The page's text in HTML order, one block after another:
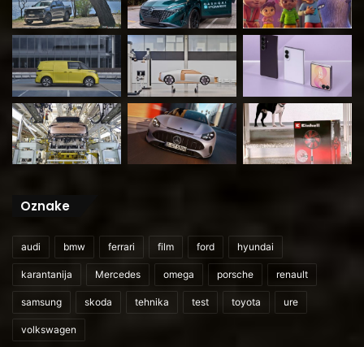
Oznake
audi bmw ferrari film ford hyundai
karantanija Mercedes omega porsche renault
samsung skoda tehnika test toyota ure
volkswagen